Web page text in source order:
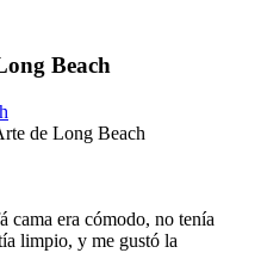
Beach
de Long Beach
cama era cómodo, no tenía
limpio, y me gustó la